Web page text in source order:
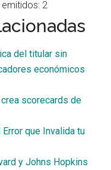
2
del titular sin
económicos
scorecards de
que Invalida tu
y Johns Hopkins